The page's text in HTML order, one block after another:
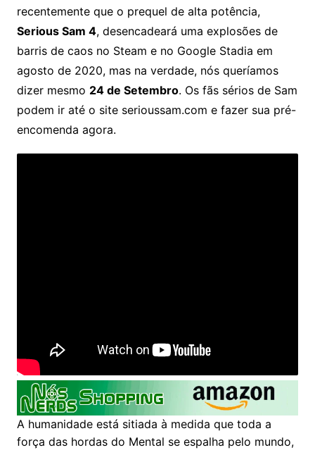
recentemente que o prequel de alta potência,
Serious Sam 4, desencadeará uma explosões de
barris de caos no Steam e no Google Stadia em
agosto de 2020, mas na verdade, nós queríamos
dizer mesmo 24 de Setembro. Os fãs sérios de Sam
podem ir até o site serioussam.com e fazer sua pré-
encomenda agora.
A humanidade está sitiada à medida que toda a
força das hordas do Mental se espalha pelo mundo,